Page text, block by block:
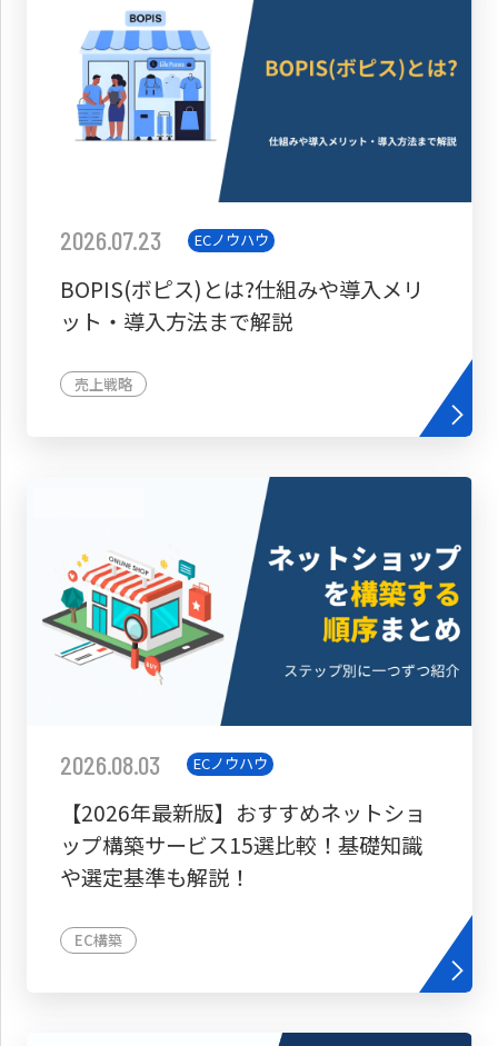
2026.07.23 ECノウハウ
BOPIS(ボピス)とは?仕組みや導入メリ
ット・導入方法まで解説
売上戦略
2026.08.03 ECノウハウ
【2026年最新版】おすすめネットショ
ップ構築サービス15選比較！基礎知識
や選定基準も解説！
EC構築